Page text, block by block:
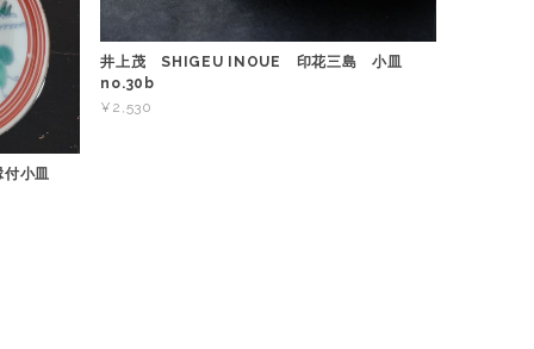
付小皿
井上茂 SHIGEU INOUE 印花三島 小皿
no.30b
¥2,530